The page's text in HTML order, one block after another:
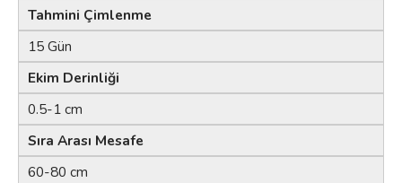
Tahmini Çimlenme
15 Gün
Ekim Derinliği
0.5-1 cm
Sıra Arası Mesafe
60-80 cm